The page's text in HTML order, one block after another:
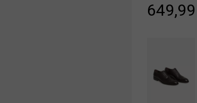
649,99